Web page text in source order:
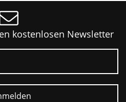
kostenlosen Newsletter